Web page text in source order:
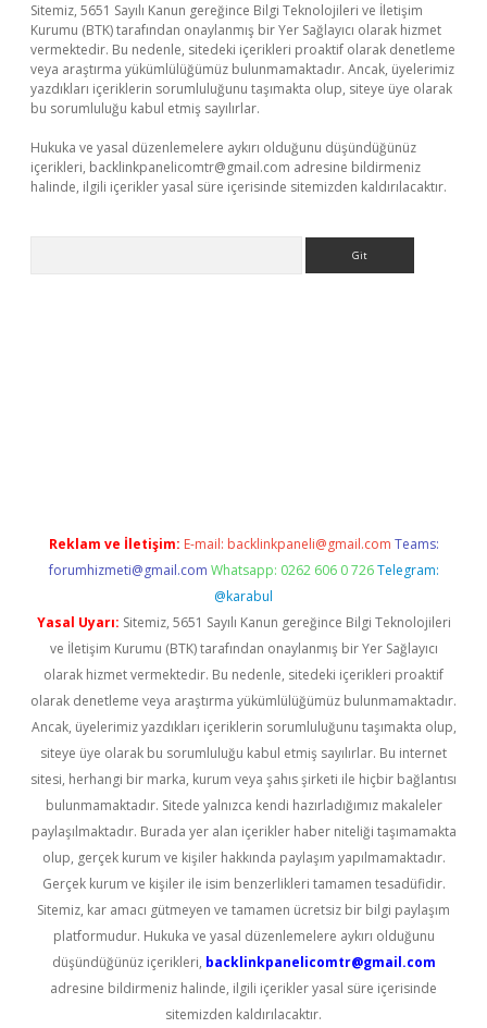
Sitemiz, 5651 Sayılı Kanun gereğince Bilgi Teknolojileri ve İletişim
Kurumu (BTK) tarafından onaylanmış bir Yer Sağlayıcı olarak hizmet
vermektedir. Bu nedenle, sitedeki içerikleri proaktif olarak denetleme
veya araştırma yükümlülüğümüz bulunmamaktadır. Ancak, üyelerimiz
yazdıkları içeriklerin sorumluluğunu taşımakta olup, siteye üye olarak
bu sorumluluğu kabul etmiş sayılırlar.
Hukuka ve yasal düzenlemelere aykırı olduğunu düşündüğünüz
içerikleri, backlinkpanelicomtr@gmail.com adresine bildirmeniz
halinde, ilgili içerikler yasal süre içerisinde sitemizden kaldırılacaktır.
Reklam ve İletişim: E-mail: backlinkpaneli@gmail.com Teams:
forumhizmeti@gmail.com Whatsapp: 0262 606 0 726 Telegram:
@karabul
Yasal Uyarı: Sitemiz, 5651 Sayılı Kanun gereğince Bilgi Teknolojileri
ve İletişim Kurumu (BTK) tarafından onaylanmış bir Yer Sağlayıcı
olarak hizmet vermektedir. Bu nedenle, sitedeki içerikleri proaktif
olarak denetleme veya araştırma yükümlülüğümüz bulunmamaktadır.
Ancak, üyelerimiz yazdıkları içeriklerin sorumluluğunu taşımakta olup,
siteye üye olarak bu sorumluluğu kabul etmiş sayılırlar. Bu internet
sitesi, herhangi bir marka, kurum veya şahıs şirketi ile hiçbir bağlantısı
bulunmamaktadır. Sitede yalnızca kendi hazırladığımız makaleler
paylaşılmaktadır. Burada yer alan içerikler haber niteliği taşımamakta
olup, gerçek kurum ve kişiler hakkında paylaşım yapılmamaktadır.
Gerçek kurum ve kişiler ile isim benzerlikleri tamamen tesadüfidir.
Sitemiz, kar amacı gütmeyen ve tamamen ücretsiz bir bilgi paylaşım
platformudur. Hukuka ve yasal düzenlemelere aykırı olduğunu
düşündüğünüz içerikleri, backlinkpanelicomtr@gmail.com
adresine bildirmeniz halinde, ilgili içerikler yasal süre içerisinde
sitemizden kaldırılacaktır.